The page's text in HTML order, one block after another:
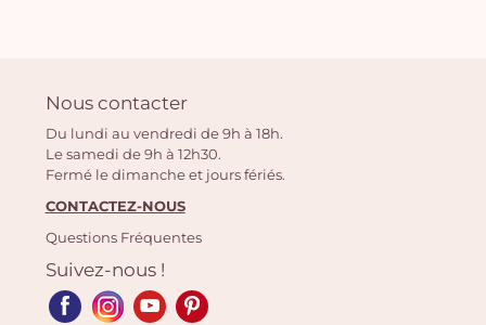
Nous contacter
Du lundi au vendredi de 9h à 18h.
Le samedi de 9h à 12h30.
Fermé le dimanche et jours fériés.
CONTACTEZ-NOUS
Questions Fréquentes
Suivez-nous !